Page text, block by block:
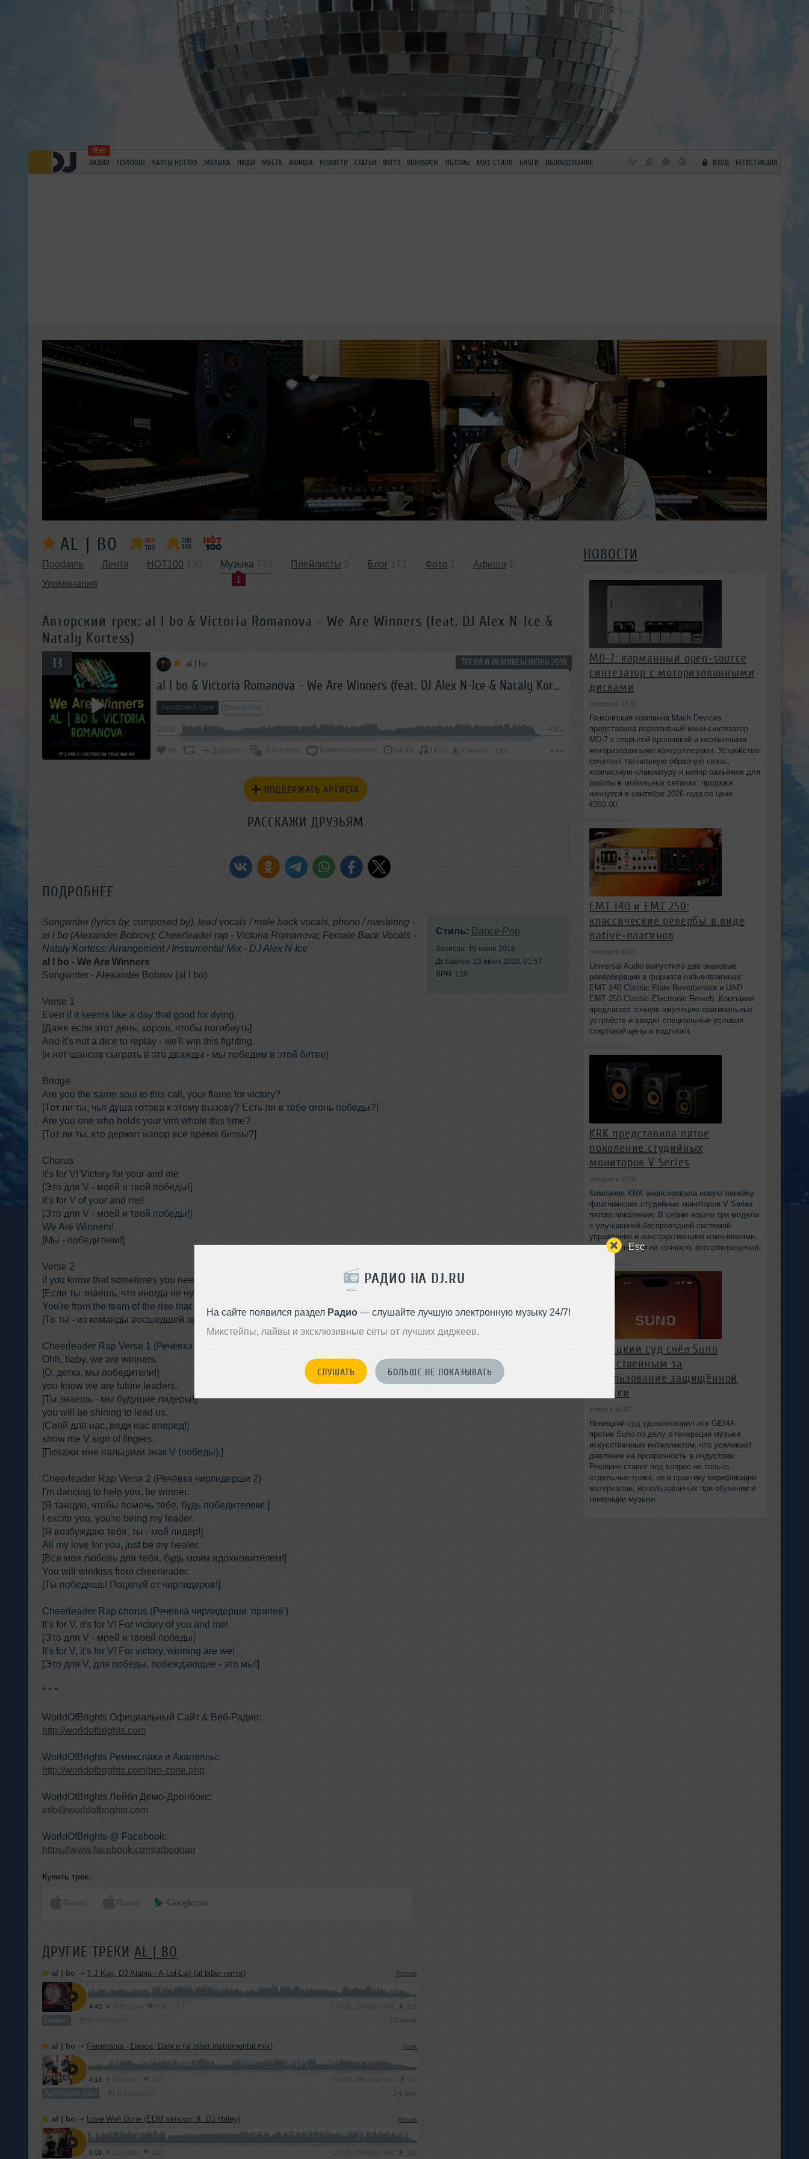
Esc
РАДИО НА DJ.RU
На сайте появился раздел Радио— слушайте лучшую электронную музыку 24/7!
Микстейпы, лайвы и эксклюзивные сеты от лучших диджеев.
СЛУШАТЬ БОЛЬШЕ НЕ ПОКАЗЫВАТЬ
РАДИО TOP100DJ ЧАРТЫ HOT100 МУЗЫКА ЛЮДИ МЕСТА АФИША НОВОСТИ СТАТЬИ ФОТО КОНКУРСЫ ОБЗОРЫ МУЗ. СТИЛИ БЛОГИ ОБОРУДОВАНИЕ ВХОД РЕГИСТРАЦИЯ
AL | BO
Профиль Лента HOT100
Музыка
1
Плейлисты Блог Фото Афиша
Упоминания
Авторский трек: al l bo & Victoria Romanova - We Are Winners (feat. DJ Alex N-Ice &
Nataly Kortess)
ТРЕКИ И РЕМИКСЫ ИЮНЬ 2018
13 al | bo
al l bo & Victoria Romanova - We Are Winners (feat. DJ Alex N-Ice & Nataly Kortess)
Авторский трек Dance-Pop
-4:45
85 Добавить В очередь Комментировать 04:45 1472 Скачать </>
ПОДДЕРЖАТЬ АРТИСТА
РАССКАЖИ ДРУЗЬЯМ
ПОДРОБНЕЕ
Songwriter (lyrics by, composed by), lead vocals / male back vocals, phono / mastering -
al l bo (Alexander Bobrov); Cheerleader rap - Victoria Romanova; Female Back Vocals -
Nataly Kortess; Arrangement / Instrumental Mix - DJ Alex N-Ice
al l bo - We Are Winners
Songwriter - Alexander Bobrov (al l bo)
Verse 1
Even if it seems like a day that good for dying.
[Даже если этот день, хорош, чтобы погибнуть]
And it's not a dice to replay - we'll win this fighting.
[и нет шансов сыграть в это дважды - мы победим в этой битве]
Bridge
Are you the same soul to this call, your flame for victory?
[Тот ли ты, чья душа готова к этому вызову? Есть ли в тебе огонь победы?]
Are you one who holds your vim whole this time?
[Тот ли ты, кто держит напор все время битвы?]
Chorus
it's for V! Victory for your and me
[Это для V - моей и твой победы!]
it's for V of your and me!
[Это для V - моей и твой победы!]
We Are Winners!
[Мы - победители!]
Verse 2
if you know that sometimes you need only that win -
[Если ты знаешь, что иногда не нужно ничего, кроме победы,]
You're from the team of the rise that makes real own dream.
[То ты - из команды восшедшей звезды, которая делает свои мечты реальностью.]
Cheerleader Rap Verse 1 (Речёвка чирлидерши 1)
Ohh, baby, we are winners.
[О, детка, мы победители!]
you know we are future leaders.
[Ты знаешь - мы будущие лидеры!]
you will be shining to lead us.
[Сияй для нас, веди нас вперед!]
show me V sign of fingers.
[Покажи мне пальцами знак V (победы).]
Cheerleader Rap Verse 2 (Речёвка чирлидерши 2)
I'm dancing to help you, be winner.
[Я танцую, чтобы помочь тебе, будь победителем! ]
I excite you, you're being my leader.
[Я возбуждаю тебя, ты - мой лидер!]
All my love for you, just be my healer.
[Вся моя любовь для тебя, будь моим вдохновителем!]
You will win!kiss from cheerleader.
[Ты победишь! Поцелуй от чирлидеров!]
Cheerleader Rap chorus (Речёвка чирлидерши 'припев')
It's for V, it's for V! For victory of you and me!
[Это для V - моей и твоей победы]
It's for V, it's for V! For victory, winning are we!
[Это для V, для победы, побеждающие - это мы!]
* * *
WorldOfBrights Официальный Сайт & Веб-Радио:
http://worldofbrights.com
WorldOfBrights Ремикспаки и Акапеллы:
http://worldofbrights.com/pro-zone.php
WorldOfBrights Лейбл Демо-Дропбокс:
info@worldofbrights.com
WorldOfBrights @ Facebook:
https://www.facebook.com/alboonair
Купить трек:
ДРУГИЕ ТРЕКИ AL | BO
al | bo ➝ T J Kay, DJ Alania - A-Lol-Laj! (al biber remix) Techno
4:43
Ремикс 10 июля
al | bo ➝ Feramania - Dance, Dance (al biber instrumental mix) Funk
4:19
Авторский трек 24 мая
al | bo ➝ Love Well Done (EDM version, ft. DJ Haley) House
5:08
Стиль: Dance-Pop
Записан: 10 июня 2018
Добавлен: 13 июня 2018, 01:57
BPM: 128
НОВОСТИ
MD-7: карманный open‑source
синтезатор с моторизованными
дисками
сегодня в 13:31
Гонконгская компания Mach Devices
представила портативный мини‑синтезатор
MD-7 с открытой прошивкой и необычными
моторизованными контроллерами. Устройство
сочетает тактильную обратную связь,
компактную клавиатуру и набор разъёмов для
работы в мобильных сетапах; продажи
начнутся в сентябре 2026 года по цене
£303.00.
EMT 140 и EMT 250:
классические ревербы в виде
native‑плагинов
сегодня в 13:01
Universal Audio выпустила две знаковые
реверберации в формате native‑плагинов:
EMT 140 Classic Plate Reverberator и UAD
EMT 250 Classic Electronic Reverb. Компания
предлагает точную эмуляцию оригинальных
устройств и вводит специальные условия
стартовой цены и подписки.
KRK представила пятое
поколение студийных
мониторов V Series
сегодня в 12:00
Компания KRK анонсировала новую линейку
флагманских студийных мониторов V Series
пятого поколения. В серию вошли три модели
с улучшенной беспроводной системой
управления и конструктивными изменениями,
направленными на точность воспроизведения.
Немецкий суд счёл Suno
ответственным за
использование защищённой
музыки
вчера в 16:02
Немецкий суд удовлетворил иск GEMA
против Suno по делу о генерации музыки
искусственным интеллектом, что усиливает
давление на прозрачность в индустрии.
Решение ставит под вопрос не только
отдельные треки, но и практику верификации
материалов, использованных при обучении и
генерации музыки.